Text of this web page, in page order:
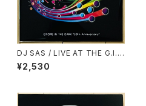
DJ SAS / LIVE AT THE G.I.
T.D.
¥2,530